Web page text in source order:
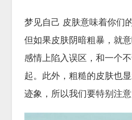
梦见自己 皮肤意味着你们
但如果皮肤阴暗粗暴，就
感情上陷入误区，和一个
起。此外，粗糙的皮肤也
迹象，所以我们要特别注意